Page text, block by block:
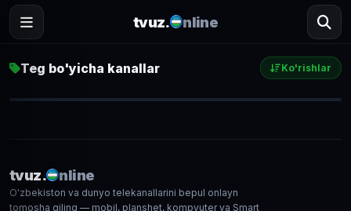
tvuz. nline
Teg bo'yicha kanallar Ko'rishlar
SD
Mahalla TV
tvuz. nline
O'zbekiston va dunyo telekanallarini bepul onlayn
tomosha qiling — mobil, planshet, kompyuter va Smart